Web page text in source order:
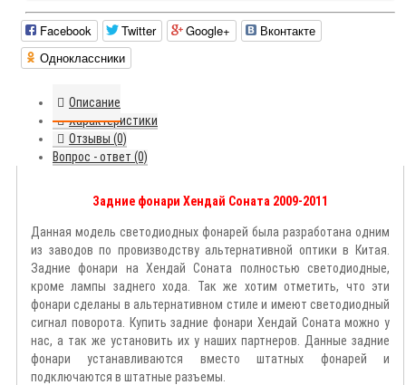
Facebook Twitter Google+
Вконтакте
Одноклассники
Описание
Характеристики
Отзывы (0)
Вопрос - ответ (0)
Задние фонари Хендай Соната 2009-2011
Данная модель светодиодных фонарей была разработана одним
из заводов по провизводству альтернативной оптики в Китая.
Задние фонари на Хендай Соната полностью светодиодные,
кроме лампы заднего хода. Так же хотим отметить, что эти
фонари сделаны в альтернативном стиле и имеют светодиодный
сигнал поворота. Купить задние фонари Хендай Соната можно у
нас, а так же установить их у наших партнеров. Данные задние
фонари устанавливаются вместо штатных фонарей и
подключаются в штатные разъемы.